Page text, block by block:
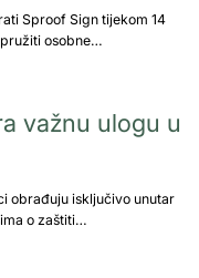
Sproof Sign tijekom 14
osobne…
važnu ulogu u
obrađuju isključivo unutar
o zaštiti…